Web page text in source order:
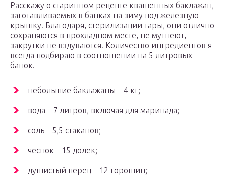
Расскажу о старинном рецепте квашенных баклажан,
заготавливаемых в банках на зиму под железную
крышку. Благодаря, стерилизации тары, они отлично
сохраняются в прохладном месте, не мутнеют,
закрутки не вздуваются. Количество ингредиентов я
всегда подбираю в соотношении на 5 литровых
банок.
небольшие баклажаны – 4 кг;
вода – 7 литров, включая для маринада;
соль – 5,5 стаканов;
чеснок – 15 долек;
душистый перец – 12 горошин;